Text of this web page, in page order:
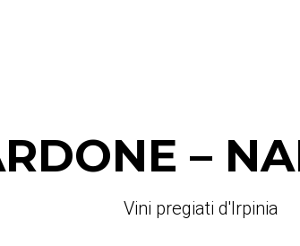
–
Vini pregiati d'Irpinia